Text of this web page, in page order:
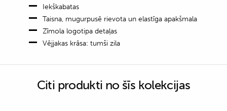
Iekškabatas
Taisna, mugurpusē rievota un elastīga apakšmala
Zīmola logotipa detaļas
Vējjakas krāsa: tumši zila
Citi produkti no šīs kolekcijas